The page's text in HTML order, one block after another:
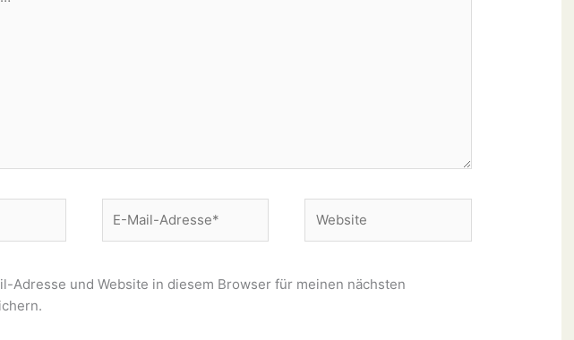
Mail-
Adresse und Website in diesem Browser für meinen nächsten